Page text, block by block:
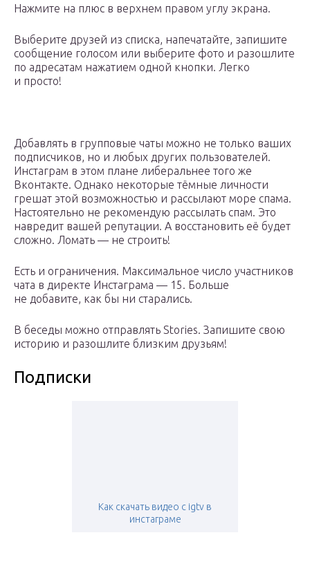
Нажмите на плюс в верхнем правом углу экрана.
Выберите друзей из списка, напечатайте, запишите
сообщение голосом или выберите фото и разошлите
по адресатам нажатием одной кнопки. Легко
и просто!
Добавлять в групповые чаты можно не только ваших
подписчиков, но и любых других пользователей.
Инстаграм в этом плане либеральнее того же
Вконтакте. Однако некоторые тёмные личности
грешат этой возможностью и рассылают море спама.
Настоятельно не рекомендую рассылать спам. Это
навредит вашей репутации. А восстановить её будет
сложно. Ломать — не строить!
Есть и ограничения. Максимальное число участников
чата в директе Инстаграма — 15. Больше
не добавите, как бы ни старались.
В беседы можно отправлять Stories. Запишите свою
историю и разошлите близким друзьям!
Подписки
Как скачать видео с igtv в
инстаграме